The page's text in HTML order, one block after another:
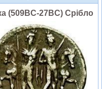
(509BC-27BC) Срібло